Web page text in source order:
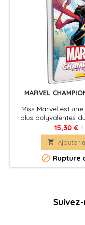
MARVEL
Miss Marvel est
plus polyvalentes
s'intégrer à n'importe
besoins tout en
héroïne et en
réutilisant les cartes
15,30 €
 Ajouter
 Rupture